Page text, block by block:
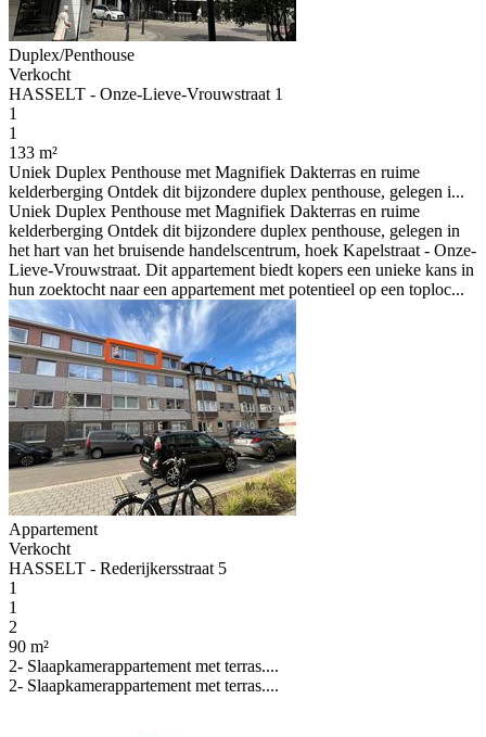
Duplex/Penthouse
Verkocht
HASSELT - Onze-Lieve-Vrouwstraat 1
1
1
133 m²
Uniek Duplex Penthouse met Magnifiek Dakterras en ruime
kelderberging Ontdek dit bijzondere duplex penthouse, gelegen i...
Uniek Duplex Penthouse met Magnifiek Dakterras en ruime
kelderberging Ontdek dit bijzondere duplex penthouse, gelegen in
het hart van het bruisende handelscentrum, hoek Kapelstraat - Onze-
Lieve-Vrouwstraat. Dit appartement biedt kopers een unieke kans in
hun zoektocht naar een appartement met potentieel op een toploc...
Appartement
Verkocht
HASSELT - Rederijkersstraat 5
1
1
2
90 m²
2- Slaapkamerappartement met terras....
2- Slaapkamerappartement met terras....